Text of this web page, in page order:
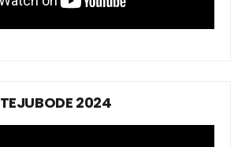
TEJUBODE 2024